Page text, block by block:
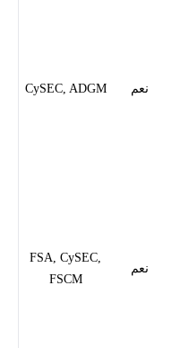
نعم CySEC, ADGM
نعم
FSA, CySEC,
FSCM